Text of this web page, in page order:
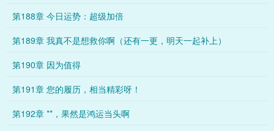
第188章 今日运势：超级加倍
第189章 我真不是想救你啊（还有一更，明天一起补上）
第190章 因为值得
第191章 您的履历，相当精彩呀！
第192章 **，果然是鸿运当头啊